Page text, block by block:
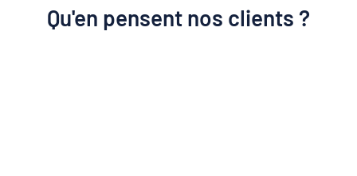
Qu'en pensent nos clients ?